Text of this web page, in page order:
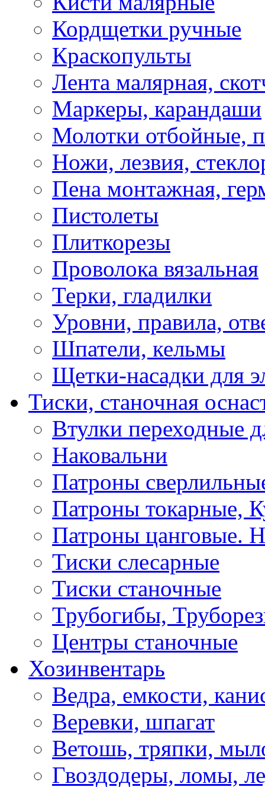
Кордщетки ручные
Краскопульты
Лента малярная,
Маркеры, карандаши
Молотки отбойные,
Ножи, лезвия,
Пена монтажная,
Пистолеты
Плиткорезы
Проволока вязальная
Терки, гладилки
Уровни, правила,
Шпатели, кельмы
Щетки-насадки для
Тиски, станочная
Втулки переходные
Наковальни
Патроны
Патроны токарные,
Патроны цанговые.
Тиски слесарные
Тиски станочные
Трубогибы,
Центры станочные
Хозинвентарь
Ведра, емкости,
Веревки, шпагат
Ветошь, тряпки,
Гвоздодеры, ломы,